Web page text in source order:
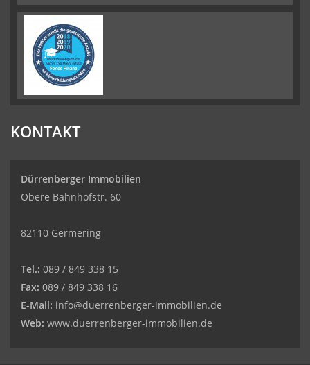
KONTAKT
Dürrenberger Immobilien
Obere Bahnhofstr. 60
82110 Germering
Tel.: 089 / 849 338 15
Fax: 089 / 849 338 16
E-Mail: info@duerrenberger-immobilien.de
Web: www.duerrenberger-immobilien.de